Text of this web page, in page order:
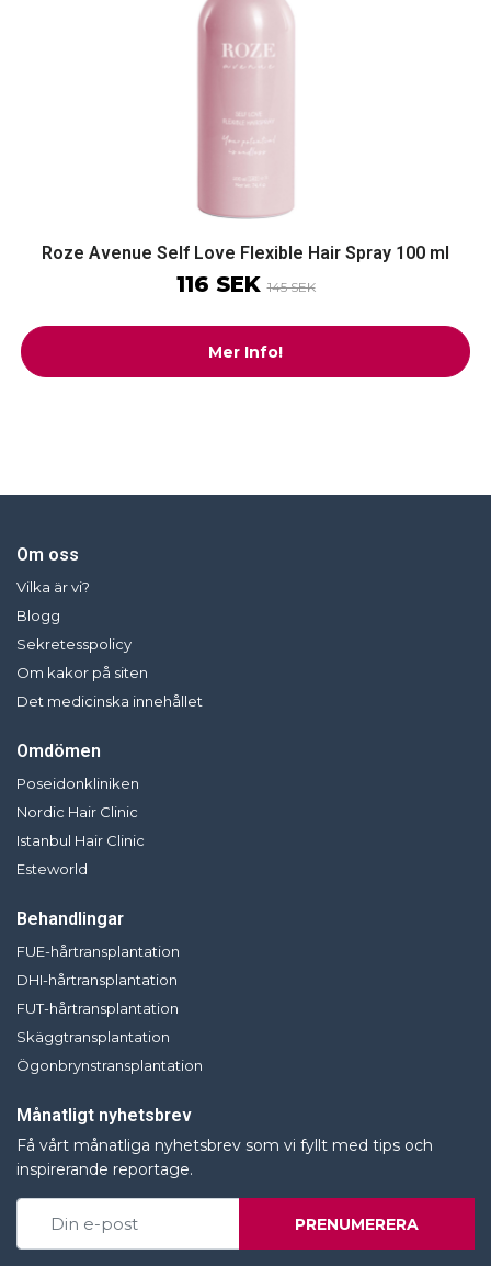
Roze Avenue Self Love Flexible Hair Spray 100 ml
116 SEK145 SEK
Mer Info!
Om oss
Vilka är vi?
Blogg
Sekretesspolicy
Om kakor på siten
Det medicinska innehållet
Omdömen
Poseidonkliniken
Nordic Hair Clinic
Istanbul Hair Clinic
Esteworld
Behandlingar
FUE-hårtransplantation
DHI-hårtransplantation
FUT-hårtransplantation
Skäggtransplantation
Ögonbrynstransplantation
Månatligt nyhetsbrev
Få vårt månatliga nyhetsbrev som vi fyllt med tips och
inspirerande reportage.
PRENUMERERA